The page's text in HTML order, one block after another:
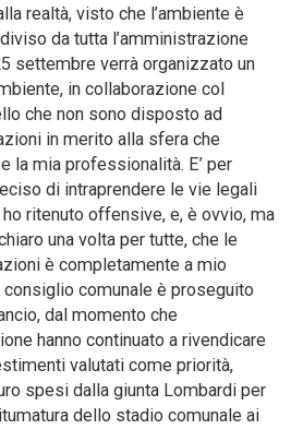
realtà, visto che l’ambiente è
da tutta l’amministrazione
settembre verrà organizzato un
in collaborazione col
che non sono disposto ad
in merito alla sfera che
la mia professionalità. E’ per
di intraprendere le vie legali
ritenuto offensive, e, è ovvio, ma
una volta per tutte, che le
è completamente a mio
consiglio comunale è proseguito
dal momento che
hanno continuato a rivendicare
valutati come priorità,
spesi dalla giunta Lombardi per
dello stadio comunale ai